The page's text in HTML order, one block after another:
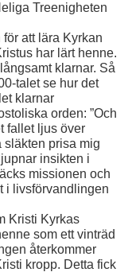
Treenigheten
att lära Kyrkan
har lärt henne.
klarnar. Så
talet se hur det
klarnar
orden: ”Och
fallet ljus över
släkten prisa mig
insikten i
missionen och
i livsförvandlingen
Kristi Kyrkas
som ett vinträd
återkommer
kropp. Detta fick